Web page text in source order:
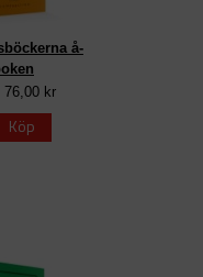
å-
76,00 kr
Köp